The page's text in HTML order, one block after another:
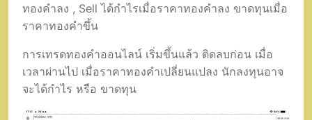
ทองคำลง , Sell ได้กำไรเมื่อราคาทองคำลง ขาดทุนเมื่อ
ราคาทองคำขึ้น
การเทรดทองคำออนไลน์ เริ่มขึ้นแล้ว ติดลบก่อน เมื่อ
เวลาผ่านไป เมื่อราคาทองคำเปลี่ยนแปลง นักลงทุนอาจ
จะได้กำไร หรือ ขาดทุน